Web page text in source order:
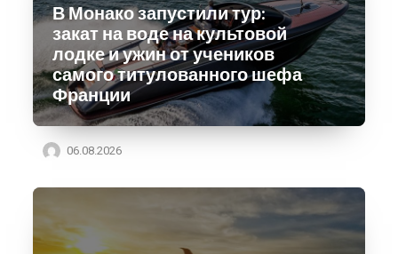
В Монако запустили тур:
закат на воде на культовой
лодке и ужин от учеников
самого титулованного шефа
Франции
06.08.2026